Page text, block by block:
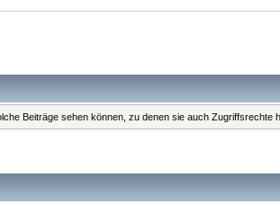
Beiträge sehen können, zu denen sie auch Zugriffsrechte